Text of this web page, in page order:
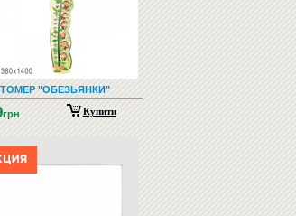
"ОБЕЗЬЯНКИ"
грн Купити